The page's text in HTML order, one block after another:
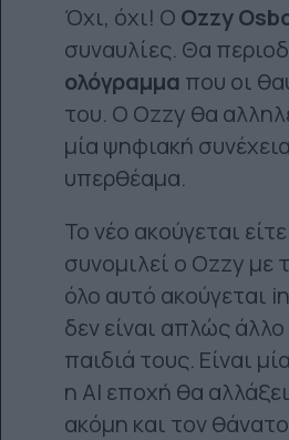
Όχι, όχι! Ο Ozzy
συναυλίες. Θα
ολόγραμμα που οι
του. O Ozzy θα
μία ψηφιακή
υπερθέαμα.
Το νέο ακούγεται
συνομιλεί ο Οzzy με
όλο αυτό ακούγεται
δεν είναι απλώς
παιδιά τους. Είναι
η AI εποχή θα
ακόμη και τον